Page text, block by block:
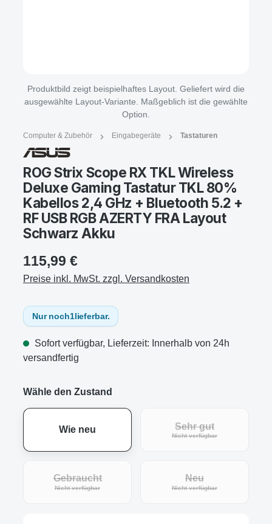
Produktbild zeigt beispielhaftes Layout. Geliefert wird die
ausgewählte Layout-Variante. Maßgeblich ist die gewählte
Option.
Computer & Zubehör Eingabegeräte Tastaturen
ROG Strix Scope RX TKL Wireless
Deluxe Gaming Tastatur TKL 80%
Kabellos 2,4 GHz + Bluetooth 5.2 +
RF USB RGB AZERTY FRA Layout
Schwarz Akku
115,99 €
Preise inkl. MwSt. zzgl. Versandkosten
Nur noch1lieferbar.
Sofort verfügbar, Lieferzeit: Innerhalb von 24h
versandfertig
Wähle den Zustand
Wie neu Sehr gut
Nicht verfügbar(Diese Option ist
Gebraucht
Nicht verfügbar(Diese Option ist zurzeit nicht verfügbar.)
Neu
Nicht verfügbar(Diese Option ist